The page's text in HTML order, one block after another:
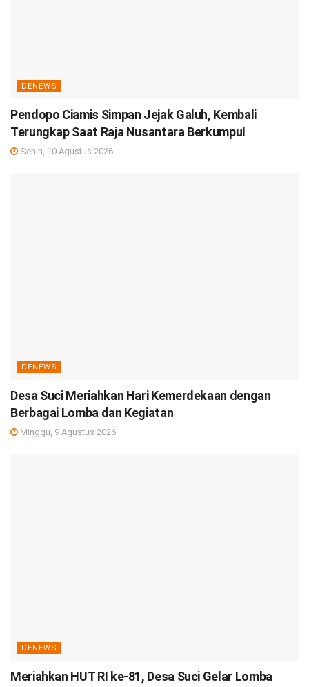
DENEWS
Pendopo Ciamis Simpan Jejak Galuh, Kembali
Terungkap Saat Raja Nusantara Berkumpul
Senin, 10 Agustus 2026
DENEWS
Desa Suci Meriahkan Hari Kemerdekaan dengan
Berbagai Lomba dan Kegiatan
Minggu, 9 Agustus 2026
DENEWS
Meriahkan HUT RI ke-81, Desa Suci Gelar Lomba